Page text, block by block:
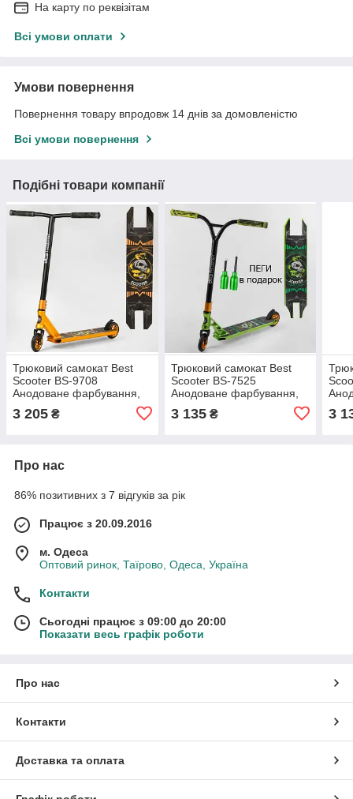
На карту по реквізітам
Всі умови оплати
Умови повернення
Повернення товару впродовж 14 днів за домовленістю
Всі умови повернення
Подібні товари компанії
Трюковий самокат Best
Scooter BS-9708
Анодоване фарбування,
коліс 110 мм, 2 пеги
3 205 ₴
Трюковий самокат Best
Scooter BS-7525
Анодоване фарбування,
коліс 110 мм
3 135₴ 3
Про нас
86% позитивних з 7 відгуків за рік
Працює з 20.09.2016
м. Одеса
Оптовий ринок, Таїрово, Одеса, Україна
Контакти
Сьогодні працює з 09:00 до 20:00
Показати весь графік роботи
Про нас
Контакти
Доставка та оплата